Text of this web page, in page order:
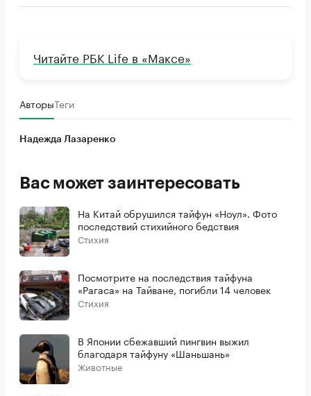
Читайте РБК Life в «Максе»
АвторыТеги
Надежда Лазаренко
Вас может заинтересовать
На Китай обрушился тайфун «Ноул». Фото
последствий стихийного бедствия
Стихия
Посмотрите на последствия тайфуна
«Рагаса» на Тайване, погибли 14 человек
Стихия
В Японии сбежавший пингвин выжил
благодаря тайфуну «Шаньшань»
Животные